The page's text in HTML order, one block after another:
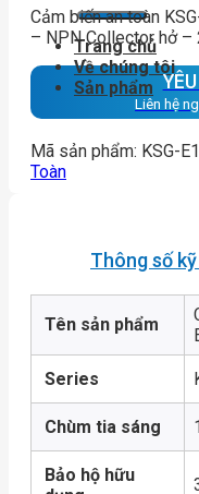
Trang chủ
Về chúng tôi
Sản phẩm
Cảm biến an toàn
– NPN Collector hở –
Liên hệ
Mã sản phẩm: KSG-
Toàn
Thông số
Tên sản phẩm
Series
Chùm tia sáng
Bảo hộ hữu